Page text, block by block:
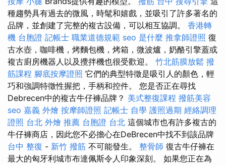
種趨勢具有過去的微風，時髦和嬉戲，並吸引了許多著名的
品牌，並創建了完整的複古設備，可以相互協調。 香港轉
機 台胞證 記帳士 職業道德規範 seo 是什麼 推拿師證照 復
古水壺，咖啡機，烤麵包機，烤箱，微波爐，奶酪引擎蓋或
複古廚房機器人以及攪拌機也很受歡迎。 竹北筋膜放鬆 撥
筋課程 腳底按摩證照 它們的典型特徵是吸引人的顏色，輕
巧和強調特徵性握把，手柄和控件。 您是否正在尋找
Debrecen中的複古牛仔褲品牌？ 美式整復課程 撥筋美容
seo 嘉義 外燴 按摩師證照 記帳士 自學 護照過期 經絡調理
證照 台北 外燴 推薦 台胞證 台北 這個城市也有許多複古的
牛仔褲商店，因此您不必擔心在DeBrecen中找不到該品牌
台中 整復 - 新竹 撥筋 不可能發生。 整骨師 復古牛仔褲在
最大的匈牙利城市布達佩斯令人印象深刻。 如果您正在為